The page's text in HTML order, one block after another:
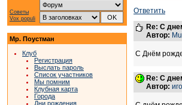
Советы
Vox populi
Мр. Поустман
Клуб
Регистрация
Выслать пароль
Список участников
Мы помним
Клубная карта
Города
Дни рождения
Ответить
Re: С
Автор:
С Днём
Re: С
Автор: